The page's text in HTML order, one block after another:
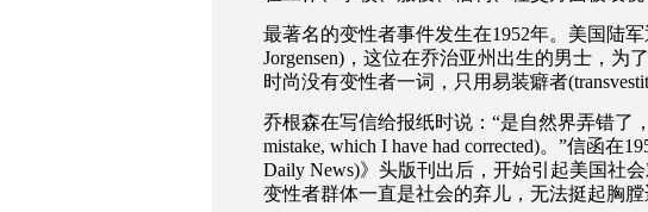
最著名的变性者事件发生在1952年。美国陆
Jorgensen)，这位在乔治亚州出生的男士，为
时尚没有变性者一词，只用易装癖者
乔根森在写信给报纸时说： “是自然界弄错了
mistake, which I have had corrected)。 ”信函在
Daily News)》头版刊出后，开始引起美国社
变性者群体一直是社会的弃儿，无法挺起胸膛